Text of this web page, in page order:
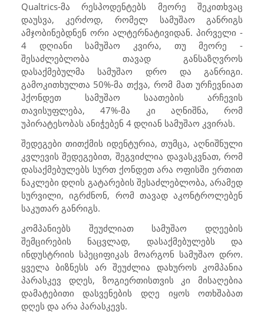
Qualtrics-მა რესპოდენტებს მეორე შეკითხვაც
დაუსვა, კერძოდ, რომელ სამუშაო განრიგს
ამჯობინებდნენ ორი ალტერნატივიდან. პირველი -
4 დღიანი სამუშაო კვირა, თუ მეორე -
შესაძლებლობა თავად განსაზღვროს
დასაქმებულმა სამუშაო დრო და განრიგი.
გამოკითხულთა 50%-მა თქვა, რომ მათ ურჩევნიათ
ჰქონდეთ სამუშაო საათების არჩევის
თავისუფლება, 47%-მა კი აღნიშნა, რომ
უპირატესობას ანიჭებენ 4 დღიან სამუშაო კვირას.
შედეგები თითქმის იდენტურია, თუმცა, აღნიშნული
კვლევის შედეგებით, შეგვიძლია დავასკვნათ, რომ
დასაქმებულებს სურთ ქონდეთ არა ოფისში ერთით
ნაკლები დღის გატარების შესაძლებლობა, არამედ
სურვილი, იგრძნონ, რომ თავად აკონტროლებენ
საკუთარ განრიგს.
კომპანიებს შეუძლიათ სამუშაო დღეების
შემცირების ნაცვლად, დასაქმებულებს და
ინდუსტრიის სპეციფიკას მოარგონ სამუშაო დრო.
ყველა ბიზნესს არ შეუძლია დახუროს კომპანია
პარასკევ დღეს, ზოგიერთისთვის კი მისაღებია
დამატებითი დასვენების დღე იყოს ოთხშაბათ
დღეს და არა პარასკევს.